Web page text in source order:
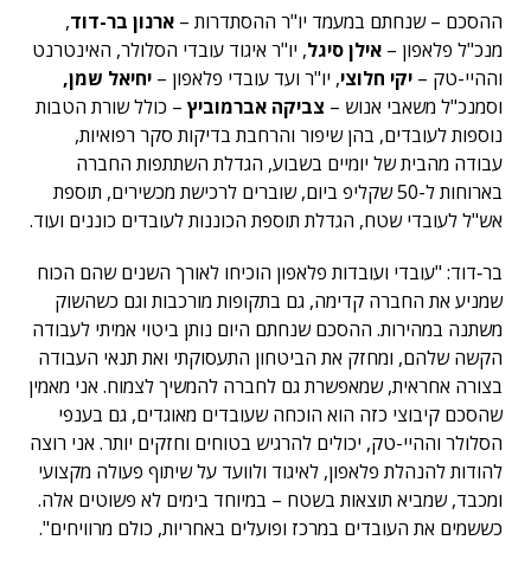
ההסכם – שנחתם במעמד יו"ר ההסתדרות – ארנון בר-דוד,
מנכ"ל פלאפון – אילן סיגל, יו"ר איגוד עובדי הסלולר, האינטרנט
וההיי-טק – יקי חלוצי, יו"ר ועד עובדי פלאפון – יחיאל שמן,
וסמנכ"ל משאבי אנוש – צביקה אברמוביץ – כולל שורת הטבות
נוספות לעובדים, בהן שיפור והרחבת בדיקות סקר רפואיות,
עבודה מהבית של יומיים בשבוע, הגדלת השתתפות החברה
בארוחות ל-50 שקליפ ביום, שוברים לרכישת מכשירים, תוספת
אש"ל לעובדי שטח, הגדלת תוספת הכוננות לעובדים כוננים ועוד.
בר‑דוד: "עובדי ועובדות פלאפון הוכיחו לאורך השנים שהם הכוח
שמניע את החברה קדימה, גם בתקופות מורכבות וגם כשהשוק
משתנה במהירות. ההסכם שנחתם היום נותן ביטוי אמיתי לעבודה
הקשה שלהם, ומחזק את הביטחון התעסוקתי ואת תנאי העבודה
בצורה אחראית, שמאפשרת גם לחברה להמשיך לצמוח. אני מאמין
שהסכם קיבוצי כזה הוא הוכחה שעובדים מאוגדים, גם בענפי
הסלולר וההיי-טק, יכולים להרגיש בטוחים וחזקים יותר. אני רוצה
להודות להנהלת פלאפון, לאיגוד ולוועד על שיתוף פעולה מקצועי
ומכבד, שמביא תוצאות בשטח – במיוחד בימים לא פשוטים אלה.
כששמים את העובדים במרכז ופועלים באחריות, כולם מרוויחים".